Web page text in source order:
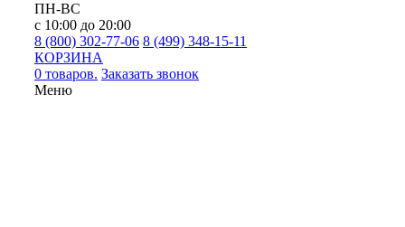
ПН-ВС
с 10:00 до 20:00
8 (800) 302-77-06 8 (499) 348-15-11
КОРЗИНА
0 товаров. Заказать звонок
Меню